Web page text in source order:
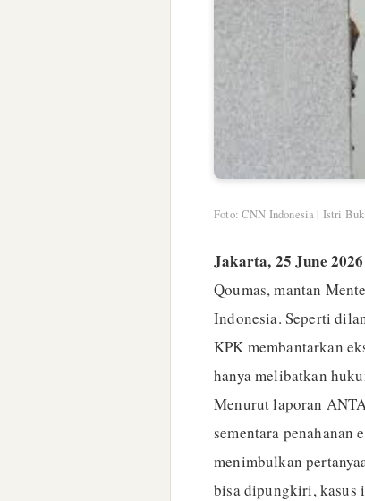
Foto: CNN Indonesia | Istri
Jakarta, 25 June 2026
Qoumas, mantan
Indonesia. Seperti
KPK membantarkan
hanya melibatkan
Menurut laporan
sementara penahanan
menimbulkan
bisa dipungkiri, kasus